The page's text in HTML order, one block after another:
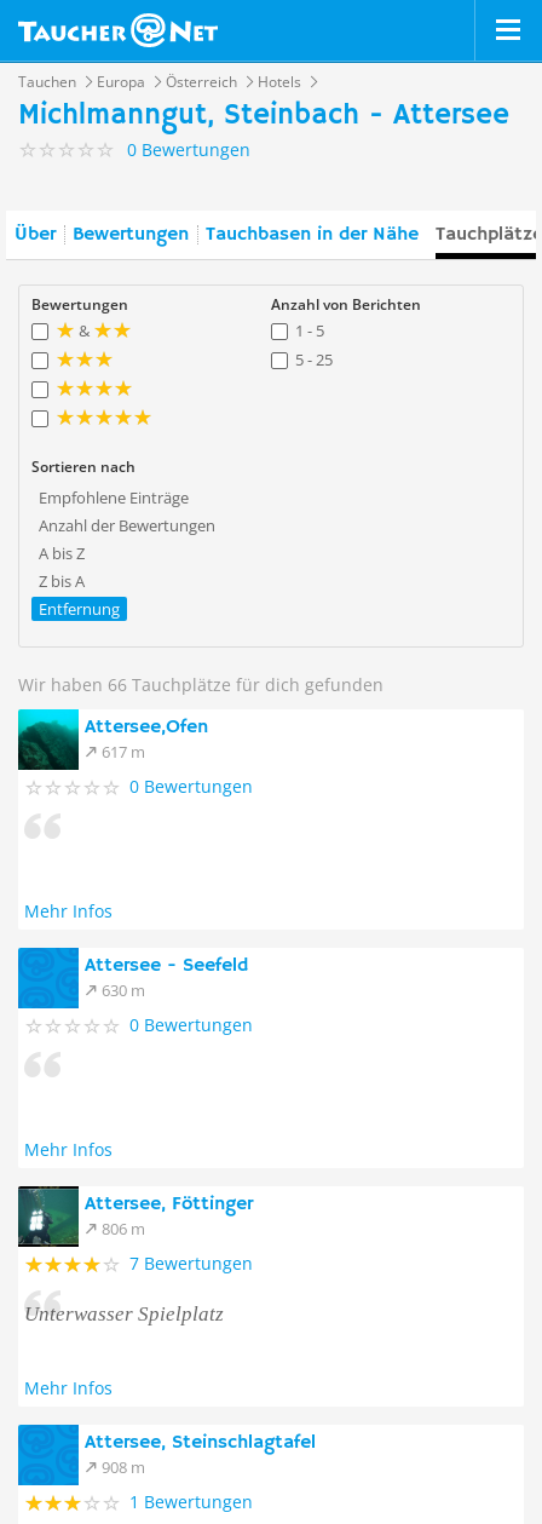
Tauchen Europa Österreich Hotels
Michlmanngut, Steinbach - Attersee
0 Bewertungen
Über Bewertungen Tauchbasen in der Nähe
Bewertungen
&
Anzahl von Berichten
1 - 5
5 - 25
Sortieren nach
Empfohlene Einträge
Anzahl der Bewertungen
A bis Z
Z bis A
Entfernung
Wir haben 66 Tauchplätze für dich gefunden
Attersee,Ofen
617 m
0 Bewertungen
Mehr Infos
Attersee - Seefeld
630 m
0 Bewertungen
Mehr Infos
Attersee, Föttinger
806 m
7 Bewertungen
Unterwasser Spielplatz
Mehr Infos
Attersee, Steinschlagtafel
908 m
1 Bewertungen